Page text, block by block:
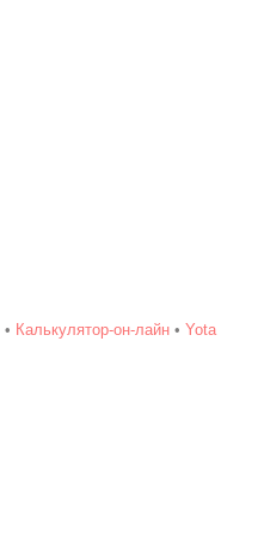
• Калькулятор-он-лайн • Yota